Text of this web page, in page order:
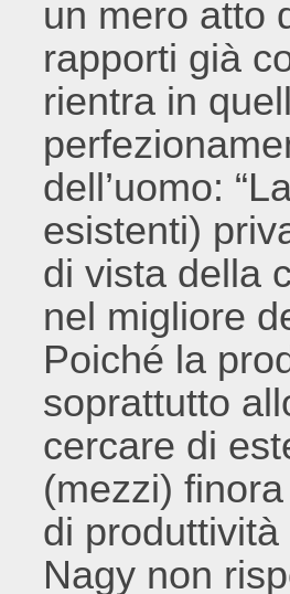
un mero atto
rapporti già
rientra in
dell’uomo:
esistenti)
di vista della
nel migliore
Poiché la
soprattutto
cercare di
(mezzi)
di
Nagy non